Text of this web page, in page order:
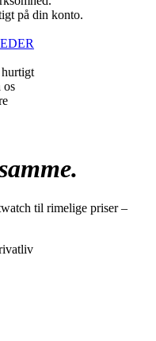
på din konto.
os
til rimelige priser –